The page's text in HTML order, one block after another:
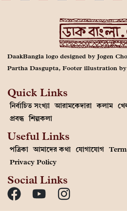
DaakBangla logo designed by Jogen
Partha Dasgupta, Footer illustration by
Quick Links
নির্বাচিত সংখ্যা আরামকেদারা কলাম
প্রবন্ধ শিল্পকলা
Useful Links
পত্রিকা আমাদের কথা যোগাযোগ
Privacy Policy
Social Links